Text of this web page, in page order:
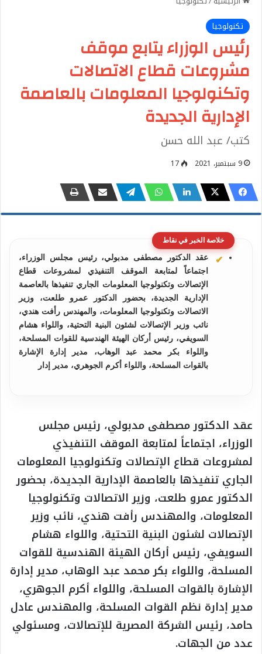
تكنولوجيا
رئيس الوزراء يتابع موقف
مشروعات قطاع الاتصالات
وتكنولوجيا المعلومات بالعاصمة
الإدارية الجديدة
كتب/ عبد الله حسن
9 سبتمبر، 2021 17
خلاصة الخبر في نقاط
عقد الدكتور مصطفى مدبولي، رئيس مجلس الوزراء،
اجتماعاً لمتابعة الموقف التنفيذي لمشروعات قطاع
الإتصالات وتكنولوجيا المعلومات الجاري تنفيذها بالعاصمة
الإدارية الجديدة، بحضور الدكتور عمرو طلعت، وزير
الاتصالات وتكنولوجيا المعلومات، والمهندس رأفت هندي،
نائب وزير الإتصالات لشئون البنية التحتية، واللواء هشام
السويفي، رئيس أركان الهيئة الهندسية للقوات المسلحة،
واللواء بكر محمد عبد الوهاب، مدير إدارة الإشارة
بالقوات المسلحة، واللواء أكرم الجوهري، مدير إدار
عقد الدكتور مصطفى مدبولي، رئيس مجلس
الوزراء، اجتماعاً لمتابعة الموقف التنفيذي
لمشروعات قطاع الإتصالات وتكنولوجيا المعلومات
الجاري تنفيذها بالعاصمة الإدارية الجديدة، بحضور
الدكتور عمرو طلعت، وزير الاتصالات وتكنولوجيا
المعلومات، والمهندس رأفت هندي، نائب وزير
الإتصالات لشئون البنية التحتية، واللواء هشام
السويفي، رئيس أركان الهيئة الهندسية للقوات
المسلحة، واللواء بكر محمد عبد الوهاب، مدير إدارة
الإشارة بالقوات المسلحة، واللواء أكرم الجوهري،
مدير إدارة نظم القوات المسلحة، والمهندس عادل
حامد، رئيس الشركة المصرية للإتصالات، ومسئولي
عدد من الجهات.